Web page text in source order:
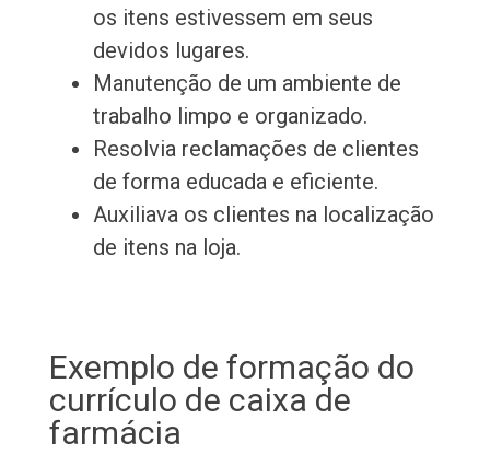
os itens estivessem em seus
devidos lugares.
Manutenção de um ambiente de
trabalho limpo e organizado.
Resolvia reclamações de clientes
de forma educada e eficiente.
Auxiliava os clientes na localização
de itens na loja.
Exemplo de formação do
currículo de caixa de
farmácia